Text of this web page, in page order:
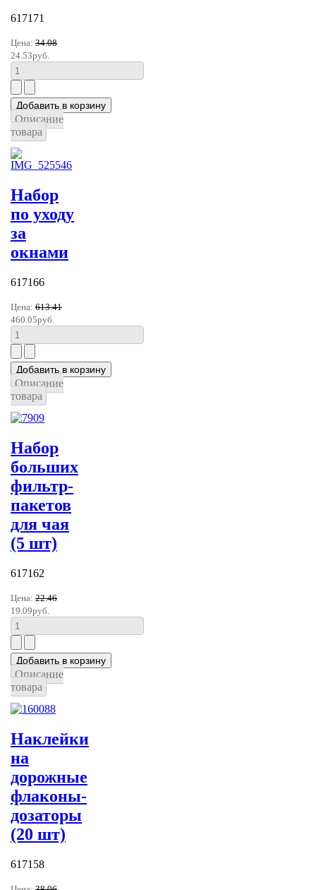
617171
Цена: 34.08
24.53руб.
Описание
товара
Набор
по уходу
за
окнами
617166
Цена: 613.41
460.05руб.
Описание
товара
Набор
больших
фильтр-
пакетов
для чая
(5 шт)
617162
Цена: 22.46
19.09руб.
Описание
товара
Наклейки
на
дорожные
флаконы-
дозаторы
(20 шт)
617158